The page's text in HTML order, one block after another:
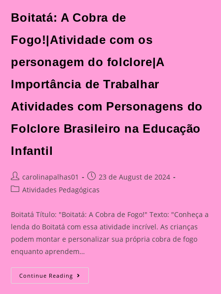
Boitatá: A Cobra de
Fogo!|Atividade com os
personagem do folclore|A
Importância de Trabalhar
Atividades com Personagens do
Folclore Brasileiro na Educação
Infantil
Post
author:
carolinapalhas01
Post
published:
23 de August de 2024
PostAtividades Pedagógicas
Boitatá Título: "Boitatá: A Cobra de Fogo!" Texto: "Conheça a
lenda do Boitatá com essa atividade incrível. As crianças
podem montar e personalizar sua própria cobra de fogo
enquanto aprendem…
Continue Reading Boitatá:
A